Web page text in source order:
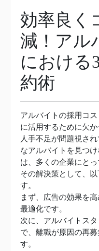
効率良く
減！アル
における
約術
アルバイトの採用コ
に活用するために欠か
人手不足が問題視さ
なアルバイトを見つ
は、多くの企業にとっ
その解決策として、
す。
まず、広告の効果を
最適化です。
次に、アルバイトス
で、離職が原因の再
す。